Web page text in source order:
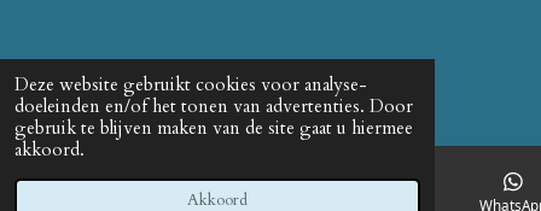
Deze website gebruikt cookies voor analyse-
doeleinden en/of het tonen van advertenties. Door
gebruik te blijven maken van de site gaat u hiermee
akkoord.
Akkoord
E-mailadres